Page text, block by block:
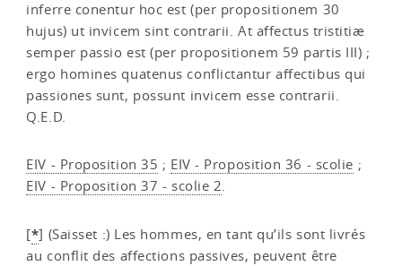
inferre conentur hoc est (per propositionem 30
hujus) ut invicem sint contrarii. At affectus tristitiæ
semper passio est (per propositionem 59 partis III) ;
ergo homines quatenus conflictantur affectibus qui
passiones sunt, possunt invicem esse contrarii.
Q.E.D.
EIV - Proposition 35 ; EIV - Proposition 36 - scolie ;
EIV - Proposition 37 - scolie 2.
[*] (Saisset :) Les hommes, en tant qu’ils sont livrés
au conflit des affections passives, peuvent être